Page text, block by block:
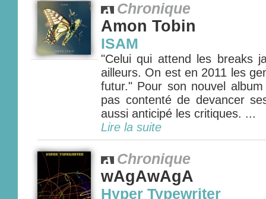
Chronique
Amon Tobin
ISAM
"Celui qui attend les breaks
ailleurs. On est en 2011 les
futur." Pour son nouvel
pas contenté de devancer
aussi anticipé les critiques. ...
Lire la suite
Chronique
wAgAwAgA
Hyper Typewriter